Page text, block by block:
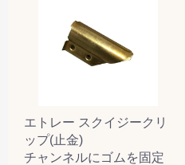
エトレー スクイジークリ
ップ(止金)
チャンネルにゴムを固定